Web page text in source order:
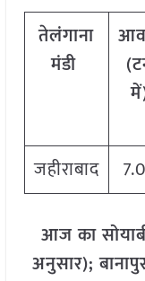
तेलंगाना
मंडी
जहीराबाद
आज का
अनुसार);